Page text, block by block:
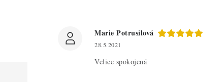
Marie Potrusilová
28.5.2021
Velice spokojená